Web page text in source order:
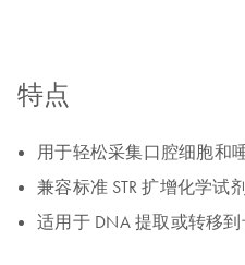
特点
用于轻松采集口腔细胞和
兼容标准 STR 扩增化学试
适用于 DNA 提取或转移到